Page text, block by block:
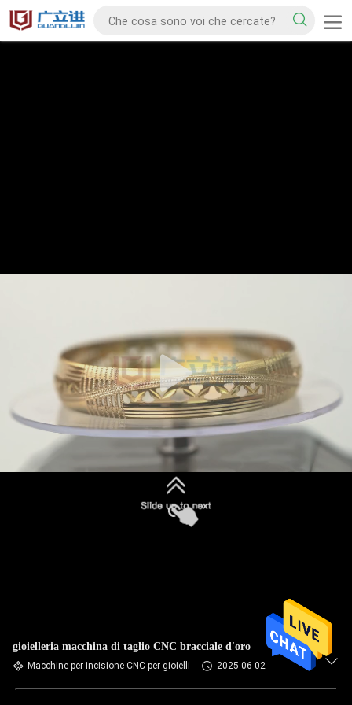
gioielleria macchina di taglio CNC bracciale d'oro
Macchine per incisione CNC per gioielli 2025-06-02